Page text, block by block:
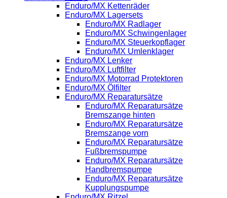
Enduro/MX Kettenräder
Enduro/MX Lagersets
Enduro/MX Radlager
Enduro/MX Schwingenlager
Enduro/MX Steuerkopflager
Enduro/MX Umlenklager
Enduro/MX Lenker
Enduro/MX Luftfilter
Enduro/MX Motorrad Protektoren
Enduro/MX Ölfilter
Enduro/MX Reparatursätze
Enduro/MX Reparatursätze
Bremszange hinten
Enduro/MX Reparatursätze
Bremszange vorn
Enduro/MX Reparatursätze
Fußbremspumpe
Enduro/MX Reparatursätze
Handbremspumpe
Enduro/MX Reparatursätze
Kupplungspumpe